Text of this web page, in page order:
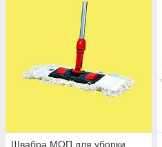
Швабра МОП для уборки